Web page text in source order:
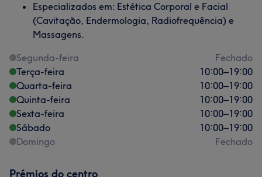
Especializados em: Estética Corporal e Facial
(Cavitação, Endermologia, Radiofrequência) e
Massagens.
Segunda-feira
Fechado
Terça-feira
10:00–19:00
Quarta-feira
10:00–19:00
Quinta-feira
10:00–19:00
Sexta-feira
10:00–19:00
Sábado
10:00–19:00
Domingo
Fechado
Prémios do centro